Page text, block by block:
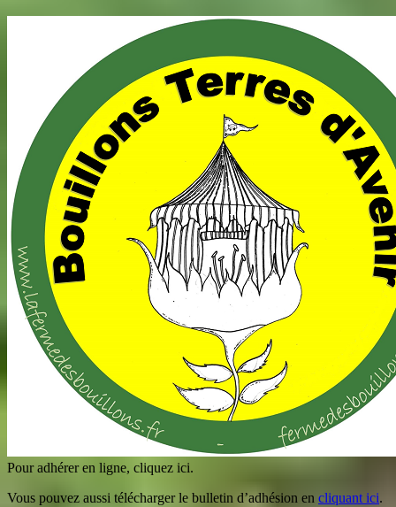
Pour adhérer en ligne, cliquez ici.
Vous pouvez aussi télécharger le bulletin d’adhésion en cliquant ici.